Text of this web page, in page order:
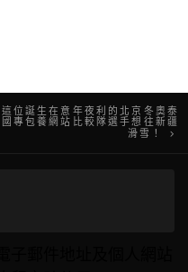
這位誕生在意年夜利的北京冬奧泰
國專包養網站比較隊選手想往新疆
滑雪！